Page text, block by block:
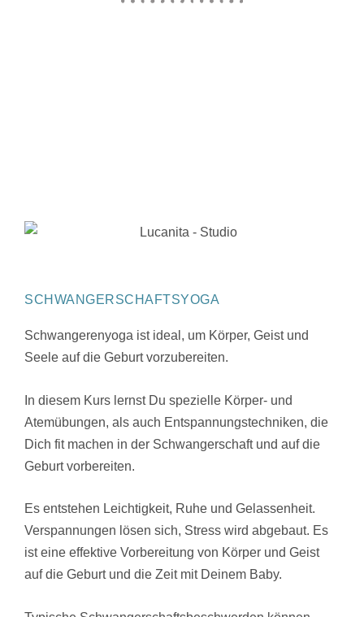
SCHWANGERSCHAFTSYOGA
Schwangerenyoga ist ideal, um Körper, Geist und
Seele auf die Geburt vorzubereiten.
In diesem Kurs lernst Du spezielle Körper- und
Atemübungen, als auch Entspannungstechniken, die
Dich fit machen in der Schwangerschaft und auf die
Geburt vorbereiten.
Es entstehen Leichtigkeit, Ruhe und Gelassenheit.
Verspannungen lösen sich, Stress wird abgebaut. Es
ist eine effektive Vorbereitung von Körper und Geist
auf die Geburt und die Zeit mit Deinem Baby.